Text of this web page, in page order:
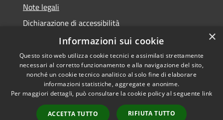
Note legali
Dichiarazione di accessibilità
Dichiarazione di accessibilità dal 2025
RSS
Accessibilità
Copyright © 2026 • Comune di
Gessate • Powered by
Municipium•
Accesso
×
Informazioni sui cookie
Questo sito web utilizza cookie tecnici e assimilati strettamente
necessari al corretto funzionamento e alla navigazione del sito,
nonché un cookie tecnico analitico al solo fine di elaborare
informazioni statistiche, aggregate e anonime.
Per maggiori dettagli, può consultare la cookie policy al seguente link
ACCETTA TUTTO RIFIUTA TUTTO